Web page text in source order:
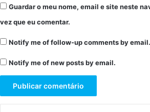
Guardar o meu nome, email e site neste
vez que eu comentar.
Notify me of follow-up comments by email.
Notify me of new posts by email.